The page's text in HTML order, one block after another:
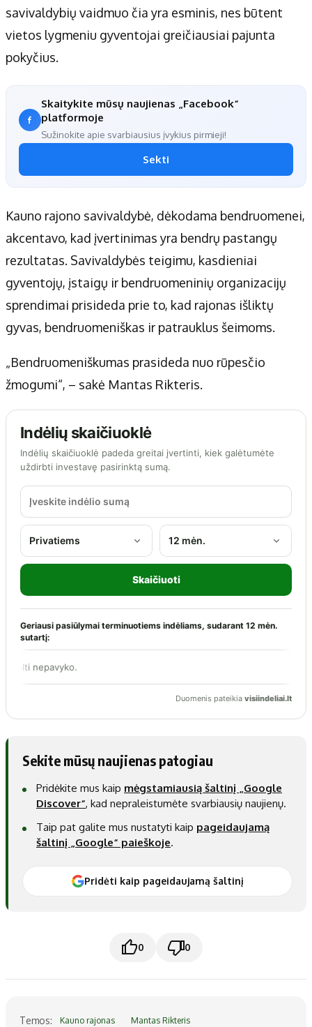
savivaldybių vaidmuo čia yra esminis, nes būtent
vietos lygmeniu gyventojai greičiausiai pajunta
pokyčius.
Skaitykite mūsų naujienas „Facebook“
platformoje
Sužinokite apie svarbiausius įvykius pirmieji!
Sekti
Kauno rajono savivaldybė, dėkodama bendruomenei,
akcentavo, kad įvertinimas yra bendrų pastangų
rezultatas. Savivaldybės teigimu, kasdieniai
gyventojų, įstaigų ir bendruomeninių organizacijų
sprendimai prisideda prie to, kad rajonas išliktų
gyvas, bendruomeniškas ir patrauklus šeimoms.
„Bendruomeniškumas prasideda nuo rūpesčio
žmogumi“, – sakė Mantas Rikteris.
Sekite mūsų naujienas patogiau
Pridėkite mus kaip mėgstamiausią šaltinį „Google
Discover“, kad nepraleistumėte svarbiausių naujienų.
Taip pat galite mus nustatyti kaip pageidaujamą
šaltinį „Google“ paieškoje.
Pridėti kaip pageidaujamą šaltinį
0 0
Temos: Kauno rajonas Mantas Rikteris